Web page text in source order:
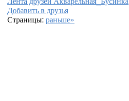
Добавить в друзья
Страницы: раньше»